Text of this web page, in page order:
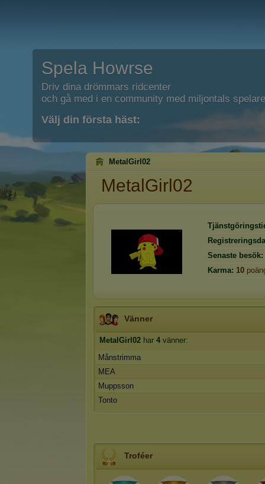
Spela Howrse
Driv dina drömmars ridcenter
och gå med i en community med miljontals
Välj din första häst:
MetalGirl02
MetalGirl02
Senaste besök:
Karma: 10
Vänner
MetalGirl02 har 4 vänner:
Månstrimma
MEA
Muppsson
Tonto
Troféer